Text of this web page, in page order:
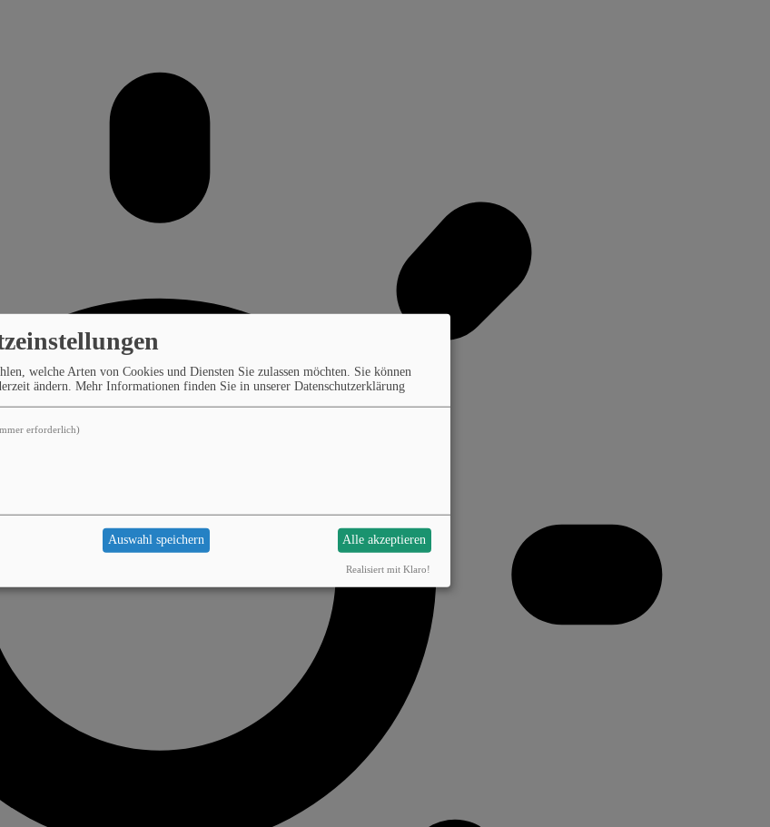
welche Arten von Cookies und Diensten Sie zulassen möchten. Sie können
ändern. Mehr Informationen finden Sie in unserer Datenschutzerklärung
erforderlich)
Auswahl speichern Alle akzeptieren
Realisiert mit Klaro!